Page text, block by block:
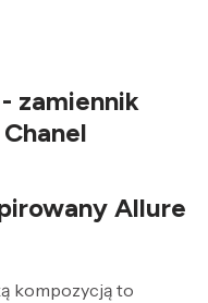
zamiennik
Allure
kompozycją to